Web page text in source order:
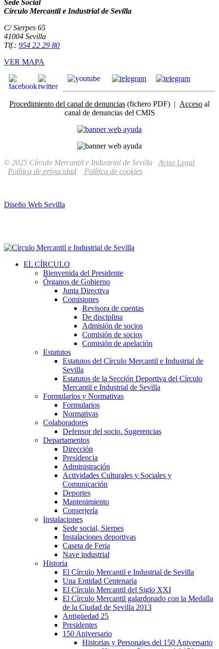
Sede Social
Círculo Mercantil e Industrial de Sevilla
C/ Sierpes 65
41004 Sevilla
Tlf.: 954 22 29 80
VER MAPA
Procedimiento del canal de denuncias (fichero PDF) | Acceso al
canal de denuncias del CMIS
© 2025 Círculo Mercantil e Industrial de Sevilla Aviso Legal
Política de privacidad
Política de cookies
Diseño Web Sevilla
EL CÍRCULO
Bienvenida del Presidente
Órganos de Gobierno
Junta Directiva
Comisiones
Revisora de cuentas
De disciplina
Admisión de socios
Comisión de socios
Comisión de apelación
Estatutos
Estatutos del Círculo Mercantil e Industrial de
Sevilla
Estatutos de la Sección Deportiva del Círculo
Mercantil e Industrial de Sevilla
Formularios y Normativas
Formularios
Normativas
Colaboradores
Defensor del socio. Sugerencias
Departamentos
Dirección
Presidencia
Administración
Actividades Culturales y Sociales y
Comunicación
Deportes
Mantenimiento
Conserjería
Instalaciones
Sede social, Sierpes
Instalaciones deportivas
Caseta de Feria
Nave industrial
Historia
El Círculo Mercantil e Industrial de Sevilla
Una Entidad Centenaria
El Círculo Mercantil del Siglo XXI
El Círculo Mercantil galardonado con la Medalla
de la Ciudad de Sevilla 2013
Antigüedad 25
Presidentes
150 Aniversario
Historias y Personajes del 150 Aniversario